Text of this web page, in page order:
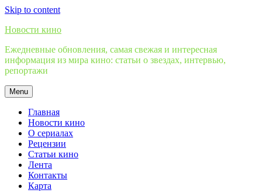
Skip to content
Новости кино
Ежедневные обновления, самая свежая и интересная
информация из мира кино: статьи о звездах, интервью,
репортажи
Menu
Главная
Новости кино
О сериалах
Рецензии
Статьи кино
Лента
Контакты
Карта